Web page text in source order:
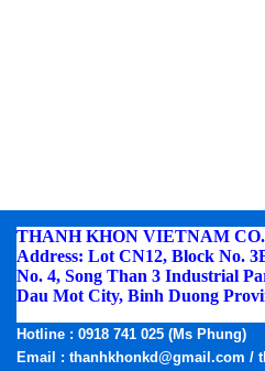
THANH KHON VIETNAM
Address: Lot CN12, Block No.
No. 4, Song Than 3 Industrial
Dau Mot City, Binh Duong
Hotline : 0918 741 025 (Ms Phung)
Email
: thanhkhonkd@gmail.com /